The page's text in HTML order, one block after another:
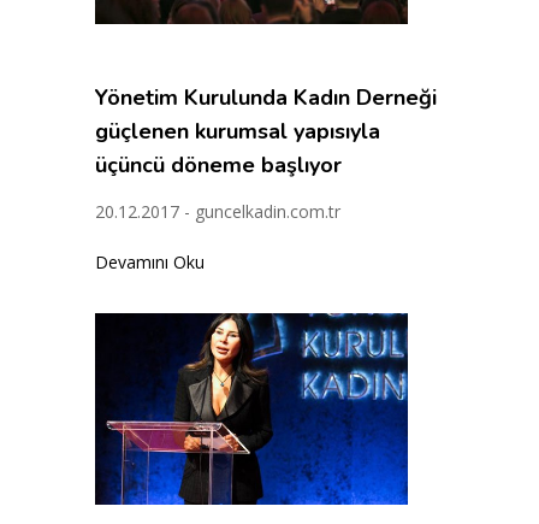
Yönetim Kurulunda Kadın Derneği
güçlenen kurumsal yapısıyla
üçüncü döneme başlıyor
20.12.2017 - guncelkadin.com.tr
Devamını Oku